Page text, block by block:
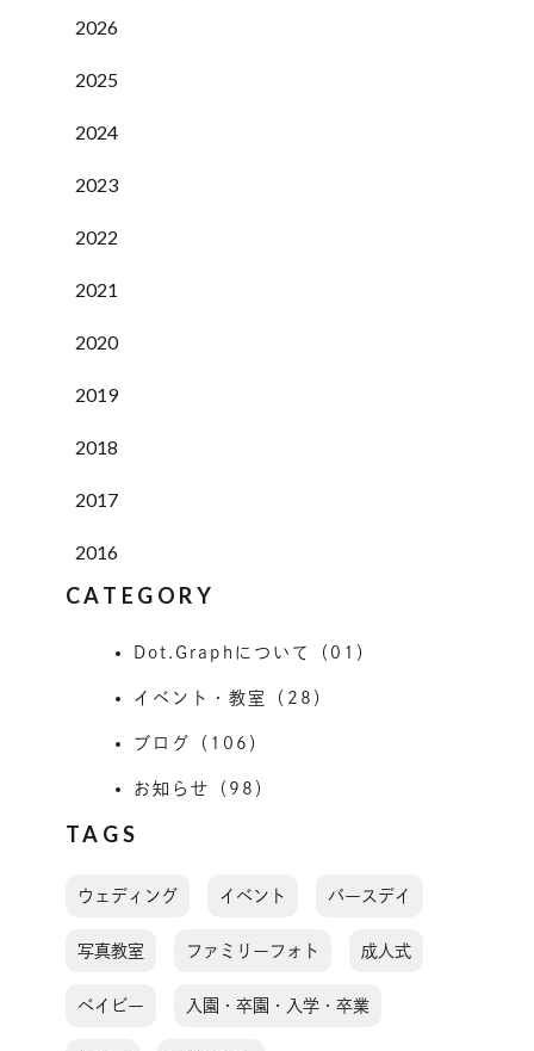
2026
2025
2024
2023
2022
2021
2020
2019
2018
2017
2016
CATEGORY
Dot.Graphについて（01）
イベント・教室（28）
ブログ（106）
お知らせ（98）
TAGS
ウェディング イベント バースデイ
写真教室 ファミリーフォト 成人式
ベイビー 入園・卒園・入学・卒業